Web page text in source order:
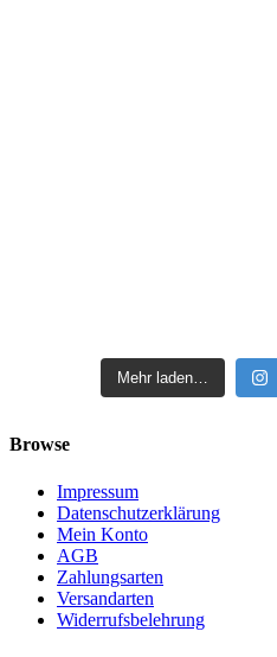
Mehr laden…
Browse
Impressum
Datenschutzerklärung
Mein Konto
AGB
Zahlungsarten
Versandarten
Widerrufsbelehrung